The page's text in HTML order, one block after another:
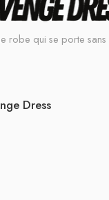
robe qui se porte sans
Dress